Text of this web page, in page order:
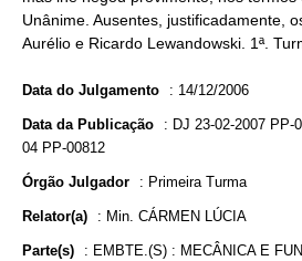
Unânime. Ausentes, justificadamente,
Aurélio e Ricardo Lewandowski. 1ª.
Data do Julgamento : 14/12/2006
Data da Publicação : DJ 23-02-2007 PP-
04 PP-00812
Órgão Julgador : Primeira Turma
Relator(a) : Min. CÁRMEN LÚCIA
Parte(s) : EMBTE.(S) : MECÂNICA E